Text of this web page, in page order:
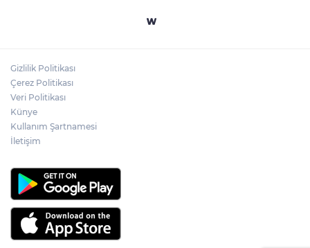
Gizlilik Politikası
Çerez Politikası
Veri Politikası
Künye
Kullanım Şartnamesi
İletişim